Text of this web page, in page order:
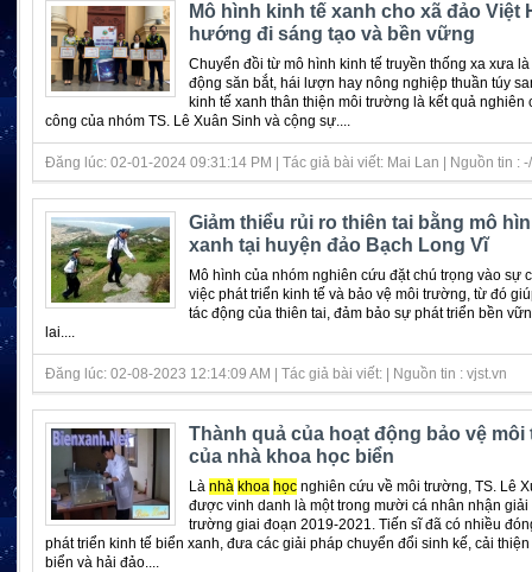
Mô hình kinh tế xanh cho xã đảo Việt
hướng đi sáng tạo và bền vững
Chuyển đồi từ mô hình kinh tế truyền thống xa xưa
động săn bắt, hái lượn hay nông nghiệp thuần túy
kinh tế xanh thân thiện môi trường là kết quả nghiên
công của nhóm TS. Lê Xuân Sinh và cộng sự....
Đăng lúc: 02-01-2024 09:31:14 PM | Tác giả bài viết: Mai Lan | Nguồn tin :
Giảm thiểu rủi ro thiên tai bằng mô
xanh tại huyện đảo Bạch Long Vĩ
Mô hình của nhóm nghiên cứu đặt chú trọng vào sự
việc phát triển kinh tế và bảo vệ môi trường, từ đó
tác động của thiên tai, đảm bảo sự phát triển bền
lai....
Đăng lúc: 02-08-2023 12:14:09 AM | Tác giả bài viết: | Nguồn tin : vjst.vn
Thành quả của hoạt động bảo vệ
của nhà khoa học biển
Là nhà khoa họcnghiên cứu về môi trường, TS. Lê
được vinh danh là một trong mười cá nhân nhận
trường giai đoạn 2019-2021. Tiến sĩ đã có nhiều
phát triển kinh tế biển xanh, đưa các giải pháp chuyển đổi sinh kế, cải
biển và hải đảo....